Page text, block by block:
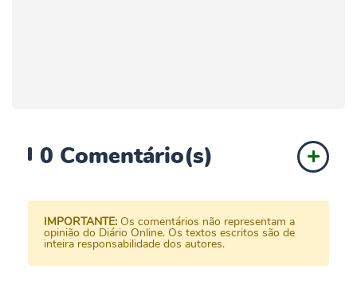
0 Comentário(s)
IMPORTANTE: Os comentários não representam a
opinião do Diário Online. Os textos escritos são de
inteira responsabilidade dos autores.